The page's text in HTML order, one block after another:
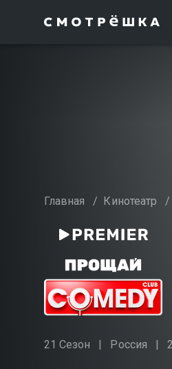
Главная / Кинотеатр /
21 Сезон Россия